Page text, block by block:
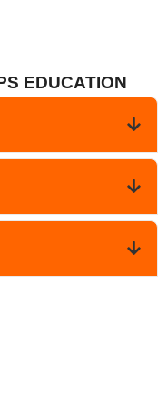
EDUCATION